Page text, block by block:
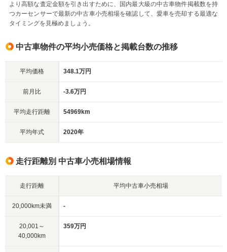
より高額な査定金額を引き出すために、国内最大級の中古車物件掲載数を持
つカーセンサーで最新の中古車小売相場を確認して、愛車を売却する最適な
タイミングを見極めましょう。
中古車物件の平均小売価格と掲載台数の推移
平均価格 348.1万円
前月比 -3.6万円
平均走行距離 54969km
平均年式 2020年
走行距離別 中古車小売相場情報
走行距離 平均中古車小売相場
20,000km未満 -
20,001～
40,000km
359万円